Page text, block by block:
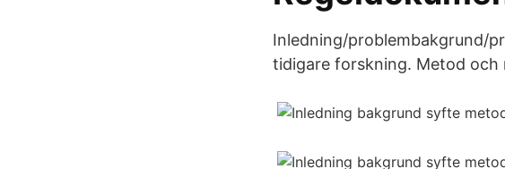
Inledning/problembakgrund/
tidigare forskning. Metod och